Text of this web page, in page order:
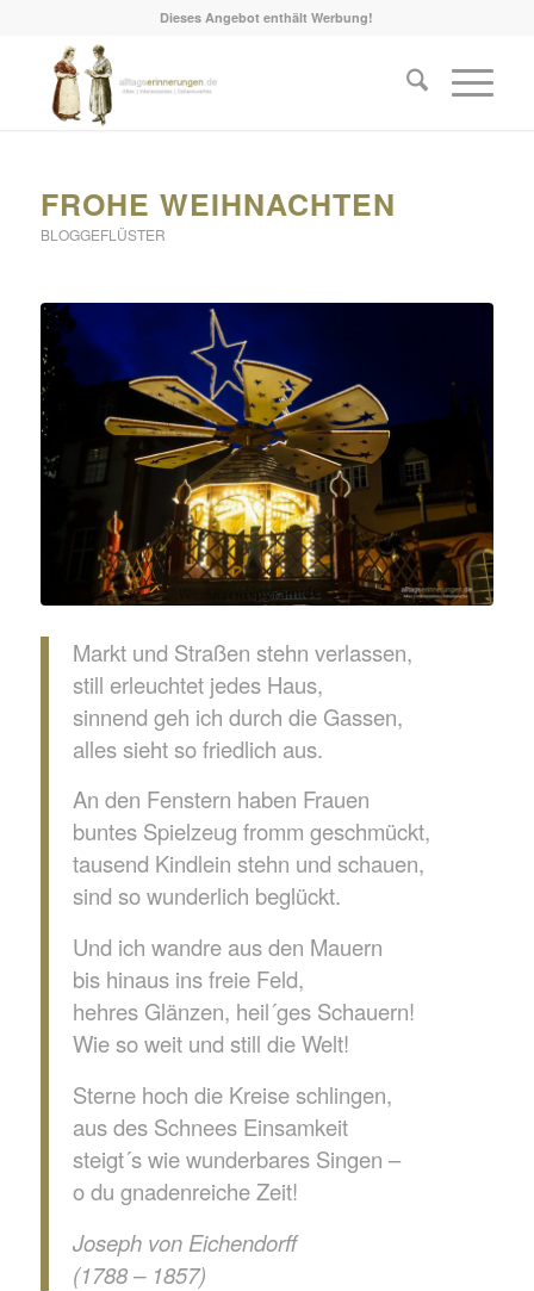
Dieses Angebot enthält Werbung!
FROHE WEIHNACHTEN
BLOGGEFLÜSTER
Markt und Straßen stehn verlassen,
still erleuchtet jedes Haus,
sinnend geh ich durch die Gassen,
alles sieht so friedlich aus.
An den Fenstern haben Frauen
buntes Spielzeug fromm geschmückt,
tausend Kindlein stehn und schauen,
sind so wunderlich beglückt.
Und ich wandre aus den Mauern
bis hinaus ins freie Feld,
hehres Glänzen, heil´ges Schauern!
Wie so weit und still die Welt!
Sterne hoch die Kreise schlingen,
aus des Schnees Einsamkeit
steigt´s wie wunderbares Singen –
o du gnadenreiche Zeit!
Joseph von Eichendorff
(1788 – 1857)